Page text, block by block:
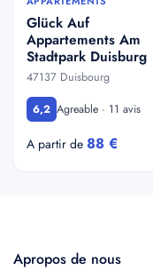
Glück Auf
Appartements Am
Stadtpark Duisburg
47137 Duisbourg
6,2 Agreable · 11 avis
A partir de 88 €
Apropos de nous